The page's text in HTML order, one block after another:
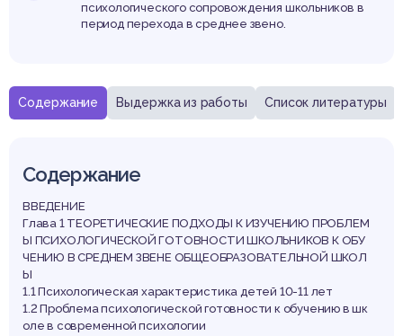
Содержание Выдержка из работы Список литературы
Содержание
ВВЕДЕНИЕ
Глава 1 ТЕОРЕТИЧЕСКИЕ ПОДХОДЫ К ИЗУЧЕНИЮ ПРОБЛЕМ
Ы ПСИХОЛОГИЧЕСКОЙ ГОТОВНОСТИ ШКОЛЬНИКОВ К ОБУ
ЧЕНИЮ В СРЕДНЕМ ЗВЕНЕ ОБЩЕОБРАЗОВАТЕЛЬНОЙ ШКОЛ
Ы
1.1 Психологическая характеристика детей 10-11 лет
1.2 Проблема психологической готовности к обучению в шк
оле в современной психологии
психологического сопровождения школьников в
период перехода в среднее звено.